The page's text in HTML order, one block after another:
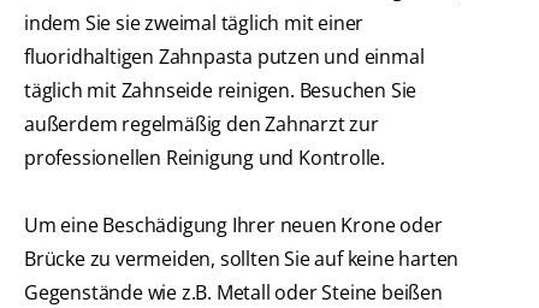
indem Sie sie zweimal täglich mit einer
fluoridhaltigen Zahnpasta putzen und einmal
täglich mit Zahnseide reinigen. Besuchen Sie
außerdem regelmäßig den Zahnarzt zur
professionellen Reinigung und Kontrolle.
Um eine Beschädigung Ihrer neuen Krone oder
Brücke zu vermeiden, sollten Sie auf keine harten
Gegenstände wie z.B. Metall oder Steine beißen